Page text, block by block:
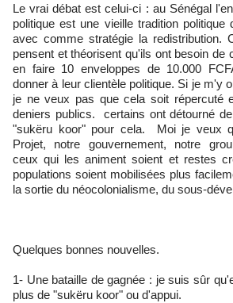
‎Le vrai débat est celui-ci : au Sénégal
politique est une vieille tradition politique
avec comme stratégie la redistribution.
pensent et théorisent qu'ils ont besoin de
en faire 10 enveloppes de 10.000
donner à leur clientèle politique. Si je m'y
je ne veux pas que cela soit répercuté
deniers publics. certains ont détourné
"sukëru koor" pour cela. Moi je veux
Projet, notre gouvernement, notre
ceux qui les animent soient et restes
populations soient mobilisées plus
la sortie du néocolonialisme, du sous-
‎Quelques bonnes nouvelles.
‎1- Une bataille de gagnée : je suis sûr
plus de "sukëru koor" ou d'appui.